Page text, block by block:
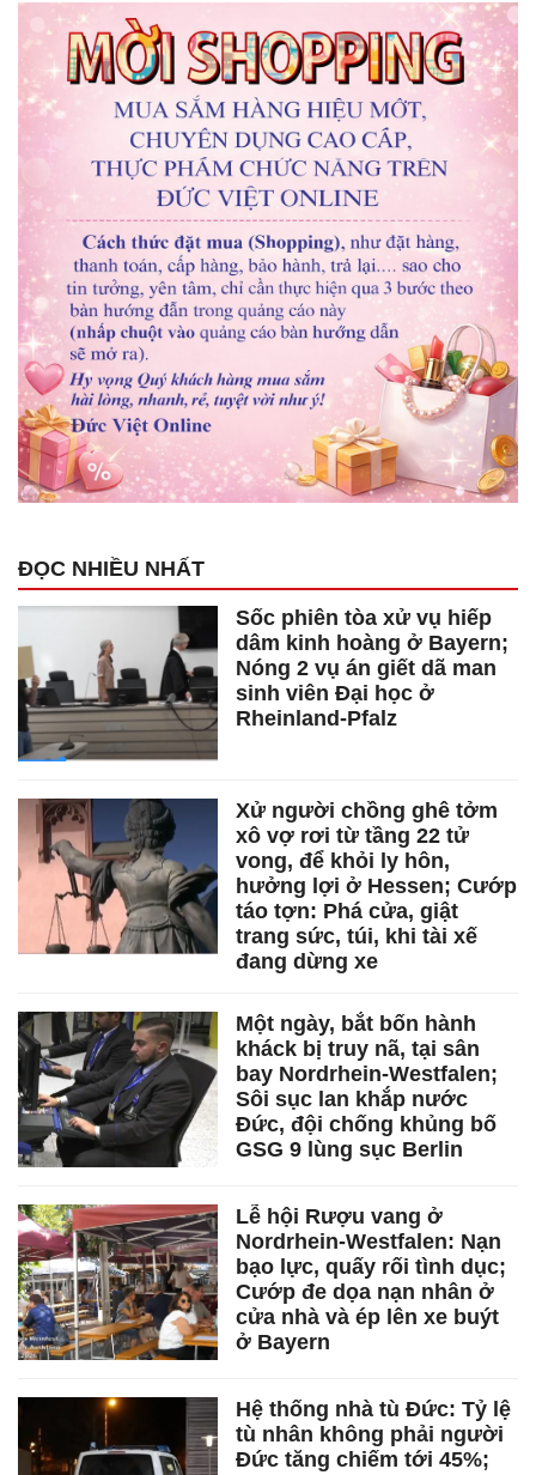
ĐỌC NHIỀU NHẤT
Sốc phiên tòa xử vụ hiếp
dâm kinh hoàng ở Bayern;
Nóng 2 vụ án giết dã man
sinh viên Đại học ở
Rheinland-Pfalz
Xử người chồng ghê tởm
xô vợ rơi từ tầng 22 tử
vong, để khỏi ly hôn,
hưởng lợi ở Hessen; Cướp
táo tợn: Phá cửa, giật
trang sức, túi, khi tài xế
đang dừng xe
Một ngày, bắt bốn hành
kháck bị truy nã, tại sân
bay Nordrhein-Westfalen;
Sôi sục lan khắp nước
Đức, đội chống khủng bố
GSG 9 lùng sục Berlin
Lễ hội Rượu vang ở
Nordrhein-Westfalen: Nạn
bạo lực, quấy rối tình dục;
Cướp đe dọa nạn nhân ở
cửa nhà và ép lên xe buýt
ở Bayern
Hệ thống nhà tù Đức: Tỷ lệ
tù nhân không phải người
Đức tăng chiếm tới 45%;